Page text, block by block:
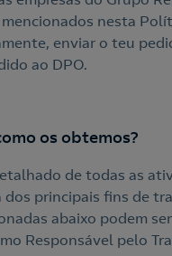
nesta
enviar o teu
ao DPO.
os obtemos?
de todas as
principais fins de
abaixo podem
Responsável pelo